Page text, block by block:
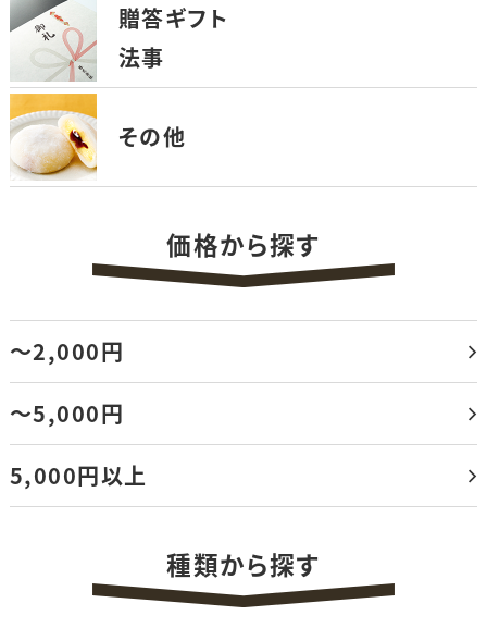
贈答ギフト
法事
その他
価格から探す
～2,000円
～5,000円
5,000円以上
種類から探す